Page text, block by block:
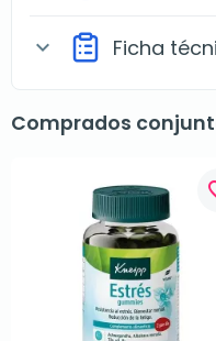
expand_more Ficha
Comprados